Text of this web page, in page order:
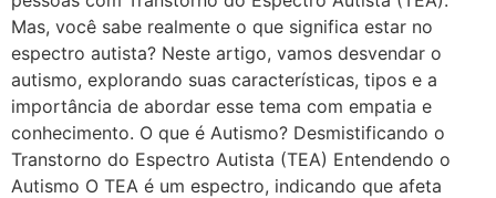
Mas, você sabe realmente o que significa estar no
espectro autista? Neste artigo, vamos desvendar o
autismo, explorando suas características, tipos e a
importância de abordar esse tema com empatia e
conhecimento. O que é Autismo? Desmistificando o
Transtorno do Espectro Autista (TEA) Entendendo o
Autismo O TEA é um espectro, indicando que afeta